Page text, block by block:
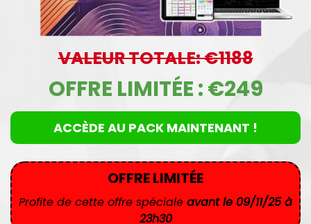
VALEUR TOTALE: €1188
OFFRE LIMITÉE : €249
ACCÈDE AU PACK MAINTENANT !
OFFRE LIMITÉE
Profite de cette offre spéciale avant le 09/11/25 à
23h30